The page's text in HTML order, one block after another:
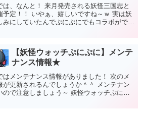
、なんと！ 来月発売される妖怪三国志と
予定！！ いやぁ、嬉しいですね～ｗ 実は妖
にしていたんでぷにぷにでもコラボができ
【妖怪ウォッチぷにぷに】メンテ
ナンス情報★
はメンテナンス情報がありました！ 次のメ
が更新されるんでしょうか＾＾ メンテナン
で注意しましょう～ 妖怪ウォッチぷにぷ